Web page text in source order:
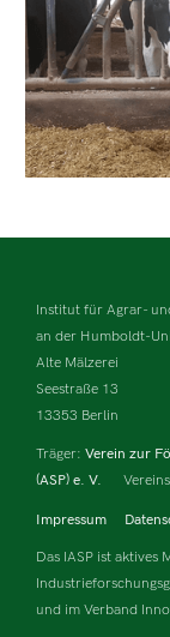
Institut für Agrar-
an der Humboldt-
Alte Mälzerei
Seestraße 13
13353 Berlin
Träger: Verein zur
(ASP) e. V.
Impressum
Das IASP ist aktives
und im Verband